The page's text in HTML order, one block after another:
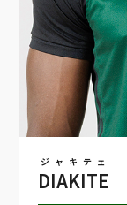
DIAKITE
ジャキテェ